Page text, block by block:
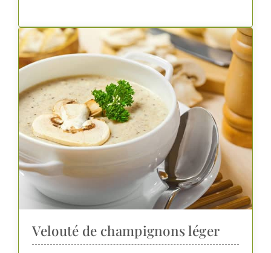
Velouté de champignons léger